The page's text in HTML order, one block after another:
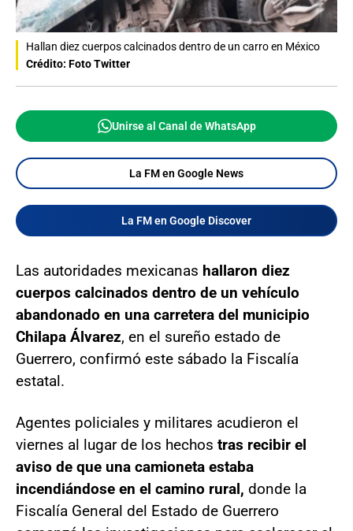
Hallan diez cuerpos calcinados dentro de un carro en México
Crédito: Foto Twitter
Unirse al Canal de WhatsApp
La FM en Google News
La FM en Google Discover
Las autoridades mexicanas hallaron diez
cuerpos calcinados dentro de un vehículo
abandonado en una carretera del municipio
Chilapa Álvarez, en el sureño estado de
Guerrero, confirmó este sábado la Fiscalía
estatal.
Agentes policiales y militares acudieron el
viernes al lugar de los hechos tras recibir el
aviso de que una camioneta estaba
incendiándose en el camino rural, donde la
Fiscalía General del Estado de Guerrero